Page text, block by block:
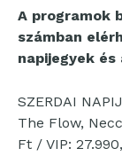
A programok
számban
napijegyek és
SZERDAI
The Flow,
Ft / VIP: